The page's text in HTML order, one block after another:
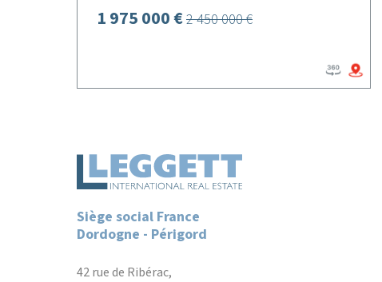
1 975 000 €2 450 000 €
Siège social France
Dordogne - Périgord
42 rue de Ribérac,